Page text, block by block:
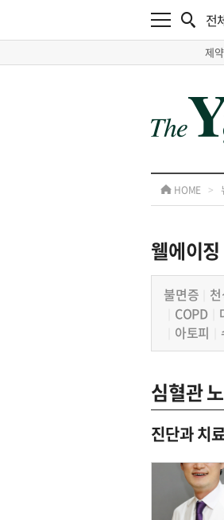
전
제
HOME >
웰에이징
불면증
COPD│
아토피
심혈관
진단과 치